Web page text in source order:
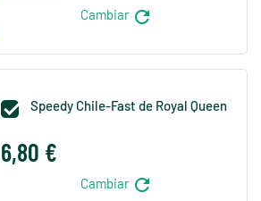
Cambiar refresh
 Speedy Chile-Fast de Royal Queen
6,80 €
Cambiar refresh